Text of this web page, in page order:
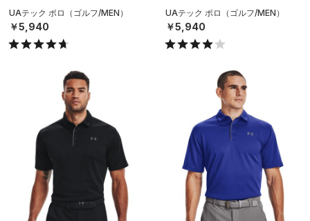
UAテック ポロ（ゴルフ/MEN）
￥5,940
UAテック ポロ（ゴルフ/MEN）
￥5,940